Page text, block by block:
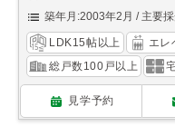
築年月:2003年2月
主要
LDK15帖以上 エレ
総戸数100戸以上
見学予約